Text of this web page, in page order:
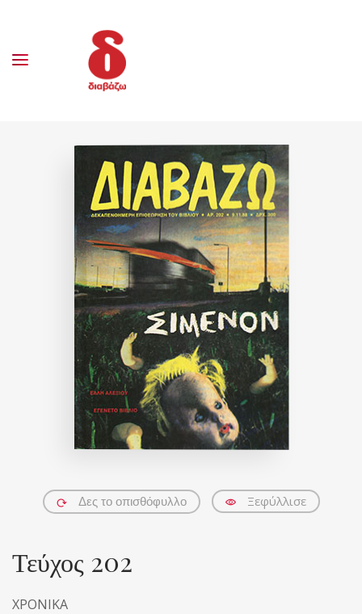
Δες το οπισθόφυλλο Ξεφύλλισε
Τεύχος 202
ΧΡΟΝΙΚΑ